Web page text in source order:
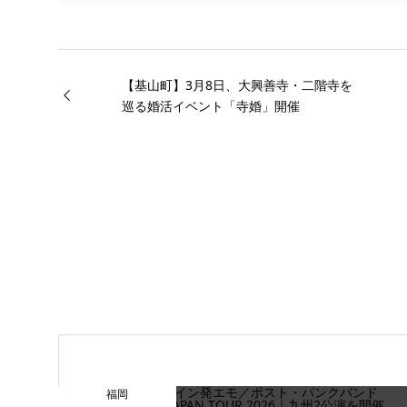
【基山町】3月8日、大興善寺・二階寺を
巡る婚活イベント「寺婚」開催
福岡